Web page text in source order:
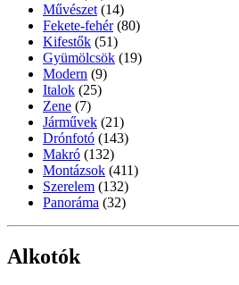
Művészet (14)
Fekete-fehér (80)
Kifestők (51)
Gyümölcsök (19)
Modern (9)
Italok (25)
Zene (7)
Járművek (21)
Drónfotó (143)
Makró (132)
Montázsok (411)
Szerelem (132)
Panoráma (32)
Alkotók